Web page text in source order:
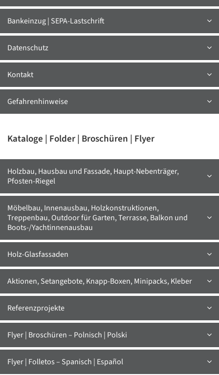
Bankeinzug | SEPA-Lastschrift
Datenschutz
Kontakt
Gefahrenhinweise
Kataloge | Folder | Broschüren | Flyer
Holzbau, Hausbau und Fassade, Haupt-Nebenträger,
Pfosten-Riegel
Möbelbau, Innenausbau, Holzkonstruktionen,
Treppenbau, Outdoor für Garten, Terrasse, Balkon und
Boots-/Yachtinnenausbau
Holz-Glasfassaden
Aktionen, Setangebote, Knapp-Boxen, Minipacks, Kleber
Referenzprojekte
Flyer | Broschüren – Polnisch | Polski
Flyer | Folletos – Spanisch | Español